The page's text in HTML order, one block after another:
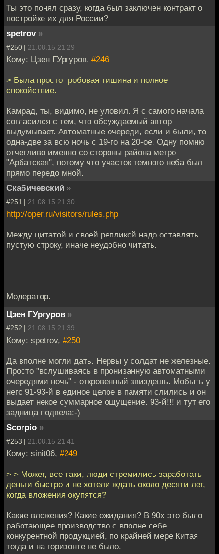
Ты это понял сразу, когда был заключен контракт о
постройке их для России?
spetrov »
#250 | 21.08.15 21:29
Кому: Цзен ГУргуров, #246
> Была просто гробовая тишина и полное
спокойствие.
Камрад, ты, видимо, не уловил. Я с самого начала
согласился с тем, что обсуждаемый автор
выдумывает. Автоматные очереди, если и были, то
одна-две за всю ночь с 19-го на 20-ое. Одну помню
отчетливо именно со стороны района метро
"Арбатская", потому что участок темного неба был
прямо передо мной.
Скабичевский »
#251 | 21.08.15 21:30
http://oper.ru/visitors/rules.php
Между цитатой и своей репликой надо оставлять
пустую строку, иначе неудобно читать.
Модератор.
Цзен ГУргуров »
#252 | 21.08.15 21:39
Кому: spetrov, #250
Да вполне могли дать. Нервы у солдат не железные.
Просто "вслушиваясь в пронизанную автоматными
очередями ночь" - откровенный звиздешь. Мобыть у
него 91-93-й в единое целое в памяти слились и он
выдает некое суммарное ощущение. 93-й!!! и тут его
задница подвела:-)
Scorpio »
#253 | 21.08.15 21:41
Кому: sinit06, #249
> > Может, все таки, люди стремились заработать
деньги быстро и не хотели ждать около десяти лет,
когда вложения окупятся?
Какие вложения? Какие ожидания? В 90х это было
работающее производство с вполне себе
конкурентной продукцией, по крайней мере Китая
тогда и на горизонте не было.